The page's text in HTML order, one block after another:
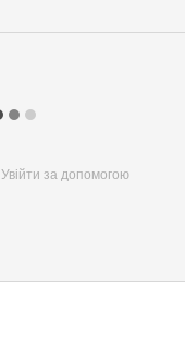
Увійти за допомогою